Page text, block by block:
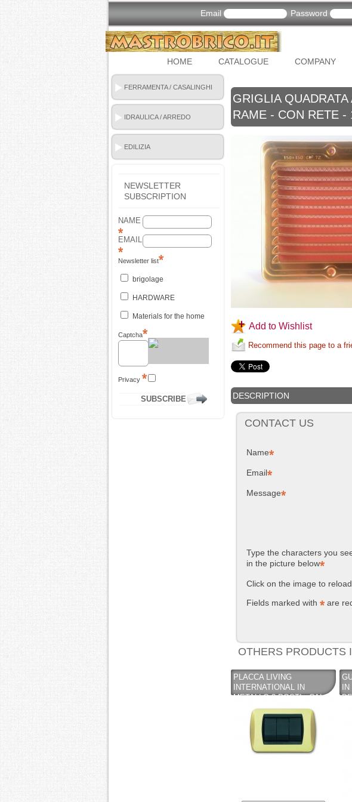
Email Password
HOME CATALOGUE COMPANY
FERRAMENTA / CASALINGHI
IDRAULICA / ARREDO
BAGNO
EDILIZIA
NEWSLETTER
SUBSCRIPTION
NAME
EMAIL
Newsletter list
brigolage
HARDWARE
Materials for the home
Captcha
Privacy
GRIGLIA
RAME - CON RETE -
Add to Wishlist
Recommend this page to a
DESCRIPTION
CONTACT US
Name
Email
Message
Type the characters you
in the picture below
Click on the image to
Fields marked with
are
OTHERS PRODUCTS
PLACCA LIVING
INTERNATIONAL IN
METALLO 3 POSTI - CAL -